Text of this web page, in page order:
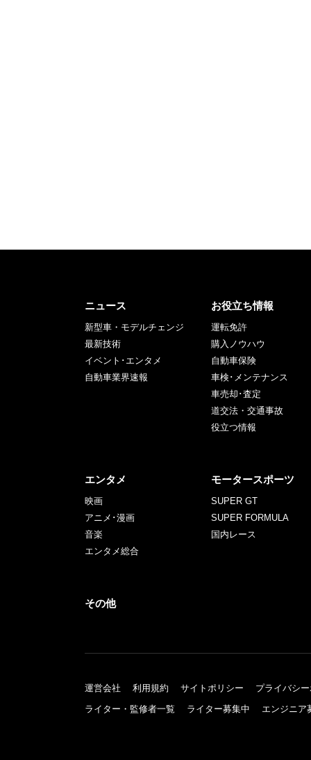
ニュース
新型車・モデルチェンジ
最新技術
イベント･エンタメ
自動車業界速報
お役立ち情報
運転免許
購入ノウハウ
自動車保険
車検･メンテナンス
車売却･査定
道交法・交通事故
役立つ情報
エンタメ
映画
アニメ･漫画
音楽
エンタメ総合
モータースポーツ
SUPER GT
SUPER FORMULA
国内レース
その他
運営会社 利用規約 サイトポリシー
プライバシ
ライター・監修者一覧
ライター募集中 エンジニア